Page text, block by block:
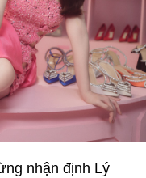
nhận định Lý